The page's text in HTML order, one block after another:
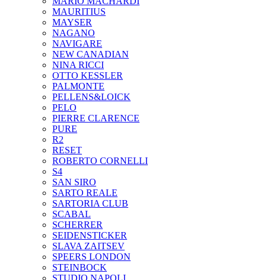
MAURITIUS
MAYSER
NAGANO
NAVIGARE
NEW CANADIAN
NINA RICCI
OTTO KESSLER
PALMONTE
PELLENS&LOICK
PELO
PIERRE CLARENCE
PURE
R2
RESET
ROBERTO CORNELLI
S4
SAN SIRO
SARTO REALE
SARTORIA CLUB
SCABAL
SCHERRER
SEIDENSTICKER
SLAVA ZAITSEV
SPEERS LONDON
STEINBOCK